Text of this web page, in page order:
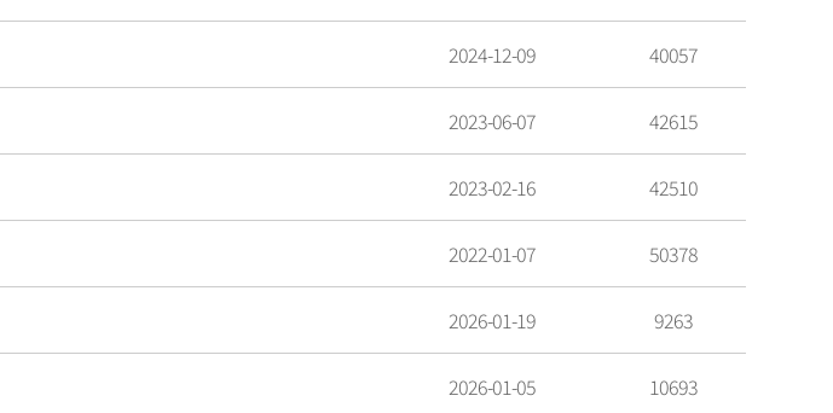
2024-12-09 40057
2023-06-07 42615
2023-02-16 42510
2022-01-07 50378
2026-01-19 9263
2026-01-05 10693